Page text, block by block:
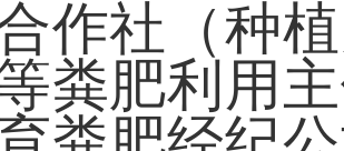
作社（种
粪肥利用